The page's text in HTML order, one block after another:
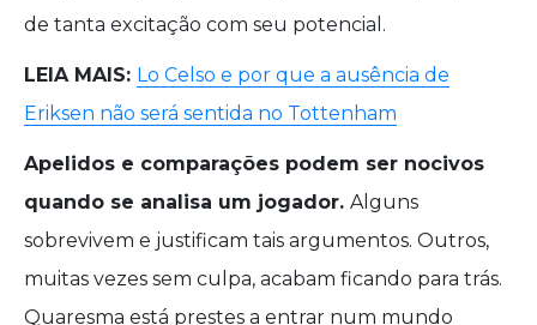
de tanta excitação com seu potencial.
LEIA MAIS: Lo Celso e por que a ausência de
Eriksen não será sentida no Tottenham
Apelidos e comparações podem ser nocivos
quando se analisa um jogador. Alguns
sobrevivem e justificam tais argumentos. Outros,
muitas vezes sem culpa, acabam ficando para trás.
Quaresma está prestes a entrar num mundo